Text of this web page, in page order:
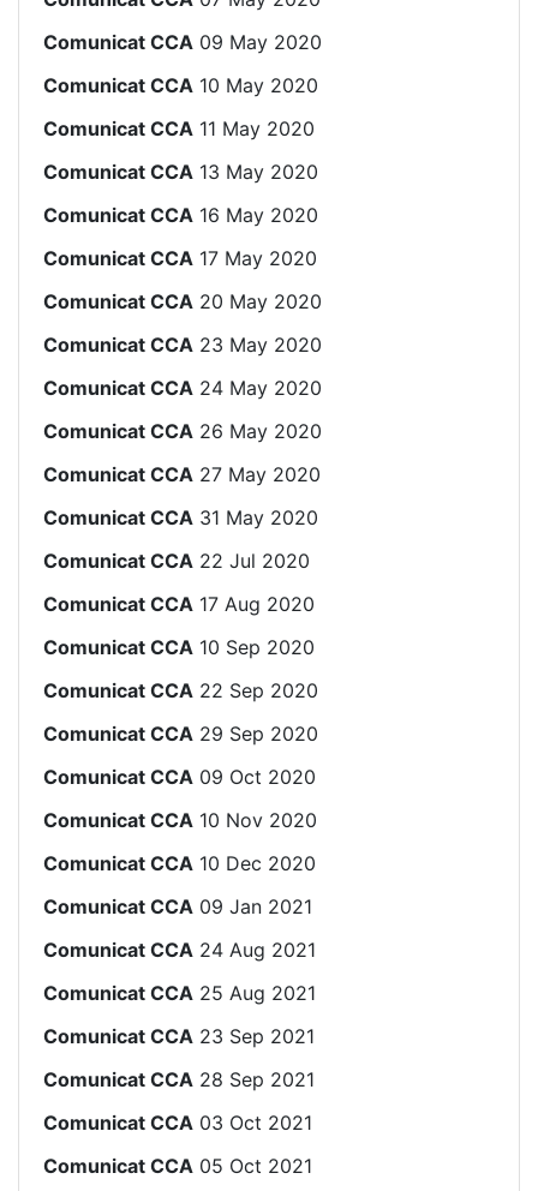
Comunicat CCA 09 May 2020
Comunicat CCA 10 May 2020
Comunicat CCA 11 May 2020
Comunicat CCA 13 May 2020
Comunicat CCA 16 May 2020
Comunicat CCA 17 May 2020
Comunicat CCA 20 May 2020
Comunicat CCA 23 May 2020
Comunicat CCA 24 May 2020
Comunicat CCA 26 May 2020
Comunicat CCA 27 May 2020
Comunicat CCA 31 May 2020
Comunicat CCA 22 Jul 2020
Comunicat CCA 17 Aug 2020
Comunicat CCA 10 Sep 2020
Comunicat CCA 22 Sep 2020
Comunicat CCA 29 Sep 2020
Comunicat CCA 09 Oct 2020
Comunicat CCA 10 Nov 2020
Comunicat CCA 10 Dec 2020
Comunicat CCA 09 Jan 2021
Comunicat CCA 24 Aug 2021
Comunicat CCA 25 Aug 2021
Comunicat CCA 23 Sep 2021
Comunicat CCA 28 Sep 2021
Comunicat CCA 03 Oct 2021
Comunicat CCA 05 Oct 2021